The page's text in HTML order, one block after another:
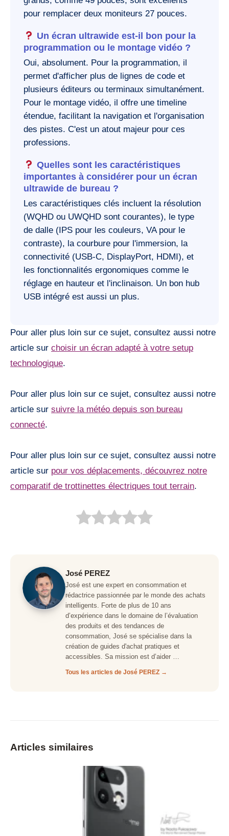
pour remplacer deux moniteurs 27 pouces.
Un écran ultrawide est-il bon pour la
programmation ou le montage vidéo ?
Oui, absolument. Pour la programmation, il
permet d'afficher plus de lignes de code et
plusieurs éditeurs ou terminaux simultanément.
Pour le montage vidéo, il offre une timeline
étendue, facilitant la navigation et l'organisation
des pistes. C'est un atout majeur pour ces
professions.
Quelles sont les caractéristiques
importantes à considérer pour un écran
ultrawide de bureau ?
Les caractéristiques clés incluent la résolution
(WQHD ou UWQHD sont courantes), le type
de dalle (IPS pour les couleurs, VA pour le
contraste), la courbure pour l'immersion, la
connectivité (USB-C, DisplayPort, HDMI), et
les fonctionnalités ergonomiques comme le
réglage en hauteur et l'inclinaison. Un bon hub
USB intégré est aussi un plus.
Pour aller plus loin sur ce sujet, consultez aussi notre
article sur choisir un écran adapté à votre setup
technologique.
Pour aller plus loin sur ce sujet, consultez aussi notre
article sur suivre la météo depuis son bureau
connecté.
Pour aller plus loin sur ce sujet, consultez aussi notre
article sur pour vos déplacements, découvrez notre
comparatif de trottinettes électriques tout terrain.
José PEREZ
José est une expert en consommation et
rédactrice passionnée par le monde des achats
intelligents. Forte de plus de 10 ans
d’expérience dans le domaine de l’évaluation
des produits et des tendances de
consommation, José se spécialise dans la
création de guides d'achat pratiques et
accessibles. Sa mission est d’aider …
Tous les articles de José PEREZ →
Articles similaires